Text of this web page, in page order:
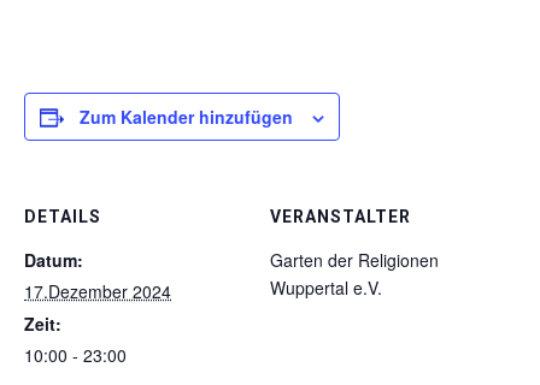
Zum Kalender hinzufügen
DETAILS
Datum:
17.Dezember 2024
Zeit:
10:00 - 23:00
VERANSTALTER
Garten der Religionen
Wuppertal e.V.